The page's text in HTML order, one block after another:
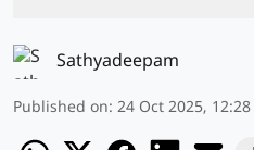
Sathyadeepam
Published on: 24 Oct 2025, 12:28